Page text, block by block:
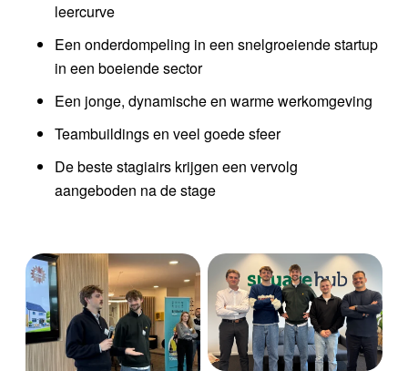
leercurve
Een onderdompeling in een snelgroeiende startup
in een boeiende sector
Een jonge, dynamische en warme werkomgeving
Teambuildings en veel goede sfeer
De beste stagiairs krijgen een vervolg
aangeboden na de stage